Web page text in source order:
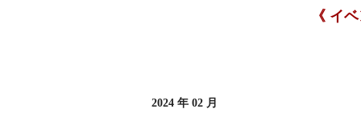
《 イ
2024 年 02 月